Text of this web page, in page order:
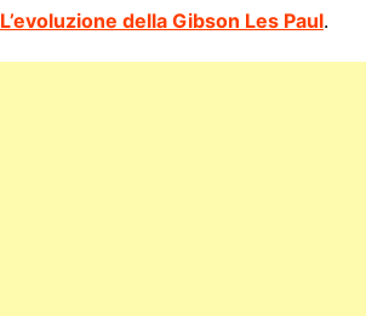
L’evoluzione della Gibson Les Paul.